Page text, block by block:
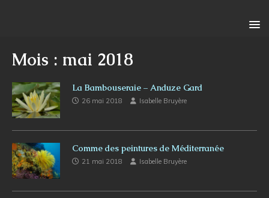
Mois : mai 2018
La Bambouseraie – Anduze Gard
26 mai 2018 Isabelle Bruyère
Comme des peintures de Méditerranée
21 mai 2018 Isabelle Bruyère